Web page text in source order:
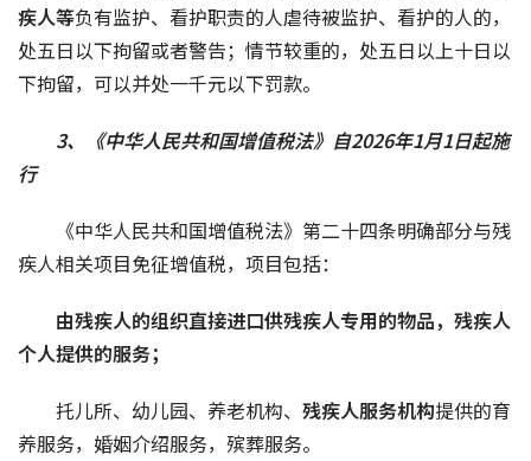
疾人等负有监护、看护职责的人虐待被监护、看护的人的，
处五日以下拘留或者警告；情节较重的，处五日以上十日以
下拘留，可以并处一千元以下罚款。
3、《中华人民共和国增值税法》自2026年1月1日起施
行
《中华人民共和国增值税法》第二十四条明确部分与残
疾人相关项目免征增值税，项目包括：
由残疾人的组织直接进口供残疾人专用的物品，残疾人
个人提供的服务；
托儿所、幼儿园、养老机构、 残疾人服务机构提供的育
养服务，婚姻介绍服务，殡葬服务。